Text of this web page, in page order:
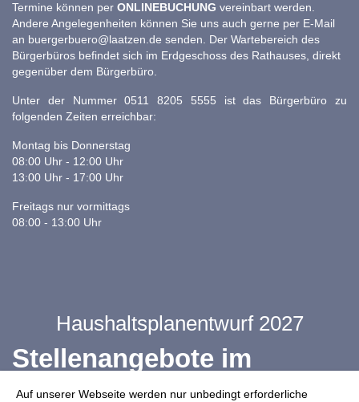
Auf unserer Webseite werden nur unbedingt erforderliche
Termine können per ONLINEBUCHUNG vereinbart werden.
Andere Angelegenheiten können Sie uns auch gerne per E-Mail
an buergerbuero@laatzen.de senden. Der Wartebereich des
Bürgerbüros befindet sich im Erdgeschoss des Rathauses, direkt
gegenüber dem Bürgerbüro.
Unter der Nummer 0511 8205 5555 ist das Bürgerbüro zu
folgenden Zeiten erreichbar:
Montag bis Donnerstag
08:00 Uhr - 12:00 Uhr
13:00 Uhr - 17:00 Uhr
Freitags nur vormittags
08:00 - 13:00 Uhr
Haushaltsplanentwurf 2027
Stellenangebote im